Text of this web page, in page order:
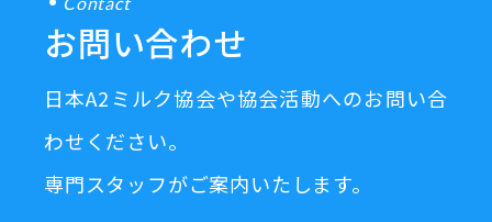
お問い合わせ
日本A2ミルク協会や協会活動へのお問い合
わせください。
専門スタッフがご案内いたします。